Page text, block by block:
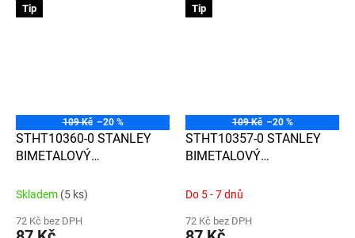
Tip
109 Kč –20 %
STHT10360-0 STANLEY
BIMETALOVÝ
DVOJITOU ČEPELÍ
Skladem (5 ks)
72 Kč bez DPH
Tip
109 Kč –20 %
STHT10357-0 STANLEY
BIMETALOVÝ
PŘÍMOU ČEPELÍ
Do 5 - 7 dnů
72 Kč bez DPH